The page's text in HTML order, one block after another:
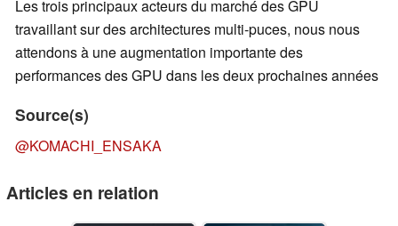
Les trois principaux acteurs du marché des GPU
travaillant sur des architectures multi-puces, nous nous
attendons à une augmentation importante des
performances des GPU dans les deux prochaines années
Source(s)
@KOMACHI_ENSAKA
Articles en relation